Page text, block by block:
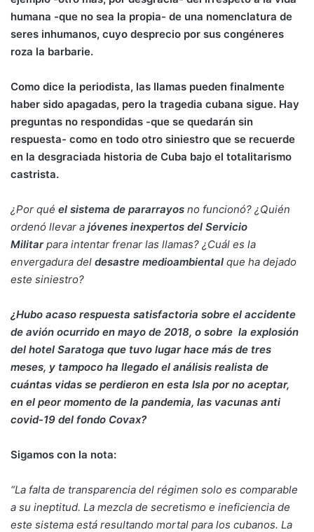
humana -que no sea la propia- de una nomenclatura de
seres inhumanos, cuyo desprecio por sus congéneres
roza la barbarie.
Como dice la periodista, las llamas pueden finalmente
haber sido apagadas, pero la tragedia cubana sigue. Hay
preguntas no respondidas -que se quedarán sin
respuesta- como en todo otro siniestro que se recuerde
en la desgraciada historia de Cuba bajo el totalitarismo
castrista.
¿Por qué el sistema de pararrayos no funcionó? ¿Quién
ordenó llevar a jóvenes inexpertos del Servicio
Militar para intentar frenar las llamas? ¿Cuál es la
envergadura del desastre medioambiental que ha dejado
este siniestro?
¿Hubo acaso respuesta satisfactoria sobre el accidente
de avión ocurrido en mayo de 2018, o sobre la explosión
del hotel Saratoga que tuvo lugar hace más de tres
meses, y tampoco ha llegado el análisis realista de
cuántas vidas se perdieron en esta Isla por no aceptar,
en el peor momento de la pandemia, las vacunas anti
covid-19 del fondo Covax?
Sigamos con la nota:
“La falta de transparencia del régimen solo es comparable
a su ineptitud. La mezcla de secretismo e ineficiencia de
este sistema está resultando mortal para los cubanos. La